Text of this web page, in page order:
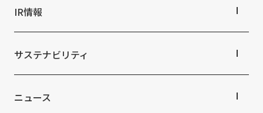
ビジネス空間
文化空間
会社概要
拠点・グループ会社
オフィス紹介
IR情報
株主・投資家の皆さまへ
中期経営計画
IRライブラリ
サステナビリティ
トップコミットメント
ニュース